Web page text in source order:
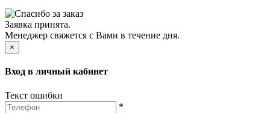
Заявка принята.
Менеджер свяжется с Вами в течение дня.
×
Вход в личный кабинет
Текст ошибки
*